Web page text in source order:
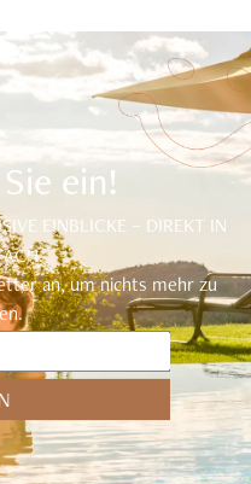
ein!
EINBLICKE – DIREKT IN
an, um nichts mehr zu